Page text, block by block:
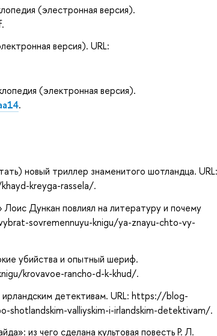
(элестронная версия).
версия). URL:
(электронная версия).
.
новый триллер знаменитого шотландца. URL:
kreyga-rassela/.
Дункан повлиял на литературу и почему
sovremennuyu-knigu/ya-znayu-chto-vy-
убийства и опытный шериф.
krovavoe-rancho-d-k-khud/.
ирландским детективам. URL: https://blog-
shotlandskim-valliyskim-i-irlandskim-detektivam/.
из чего сделана культовая повесть Р. Л.